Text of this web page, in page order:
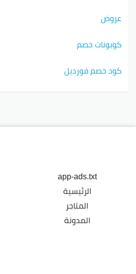
عروض
كوبونات خصم
كود خصم فورديل
app-ads.txt
الرئيسية
المتاجر
المدونة